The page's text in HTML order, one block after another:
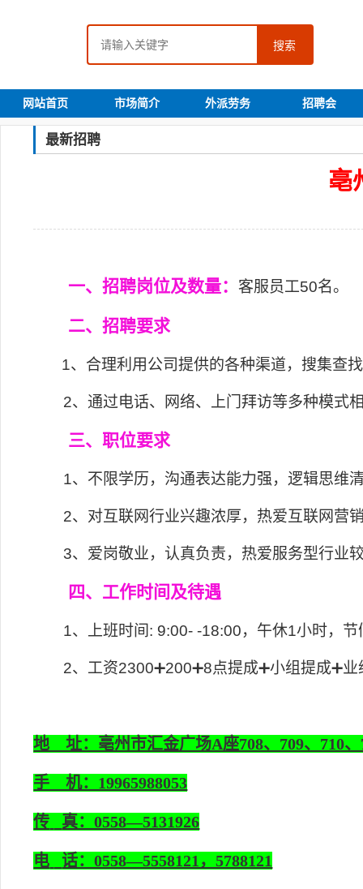
搜索
网站首页 市场简介 外派劳务 招聘会
最新招聘
亳
一、招聘岗位及数量：客服员工50名。
二、招聘要求
1、 合理利用公司提供的各种渠道，搜集查
2、通过电话、网络、上门拜访等多种模式
三、职位要求
1、不限学历，沟通表达能力强，逻辑思维
2、对互联网行业兴趣浓厚，热爱互联网营
3、爱岗敬业，认真负责，热爱服务型行业
四、工作时间及待遇
1、上班时间 : 9:00- -18:00，午休1小时，节
2、工资2300➕200➕8点提成➕小组提成➕业
地 址：亳州市汇金广场A座708、709、710、
手 机：19965988053
传 真：0558—5131926
电 话：0558—5558121，5788121